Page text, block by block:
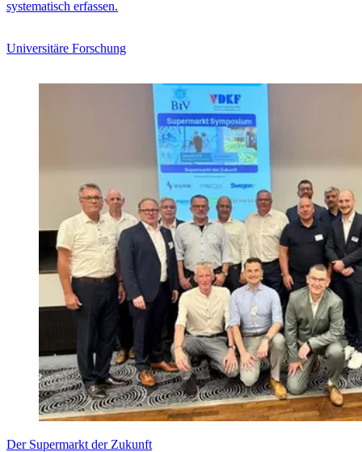
systematisch erfassen.
Universitäre Forschung
Der Supermarkt der Zukunft